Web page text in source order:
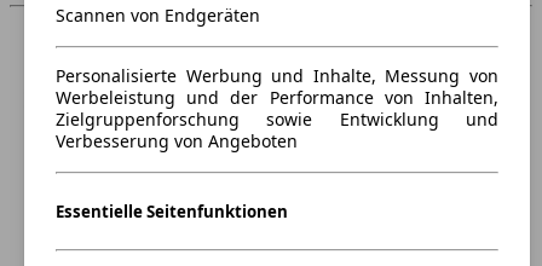
Scannen von Endgeräten
Personalisierte Werbung und Inhalte, Messung von
Werbeleistung und der Performance von Inhalten,
Zielgruppenforschung sowie Entwicklung und
Verbesserung von Angeboten
Essentielle Seitenfunktionen